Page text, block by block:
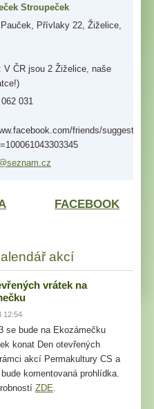
Stroupeček
Přívlaky 22, Žiželice,
V ČR jsou 2 Žiželice, naše
031
friends/suggestions/?
cz
FACEBOOK
akcí
vrátek na
12:54
se bude na Ekozámečku
konat Den otevřených
akcí Permakultury CS a
komentovaná prohlídka.
ZDE.